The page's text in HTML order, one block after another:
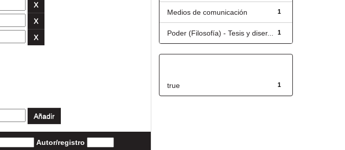
Autor/registro
1
Medios de comunicación
1
Poder (Filosofía) - Tesis y diser...
1
true